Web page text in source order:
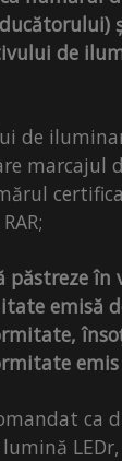
de
de
marcajul
în
emisă
emis
ca